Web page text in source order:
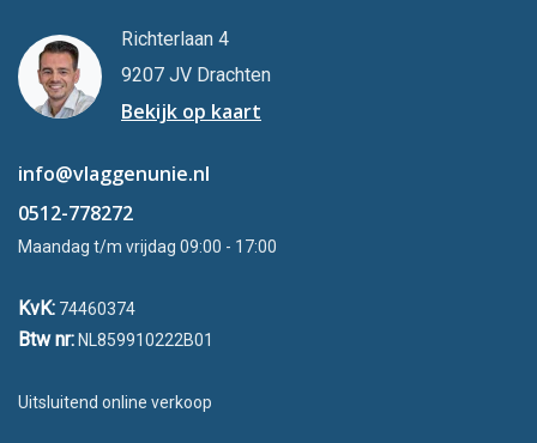
Richterlaan 4
9207 JV Drachten
Bekijk op kaart
info@vlaggenunie.nl
0512-778272
Maandag t/m vrijdag 09:00 - 17:00
KvK: 74460374
Btw nr: NL859910222B01
Uitsluitend online verkoop